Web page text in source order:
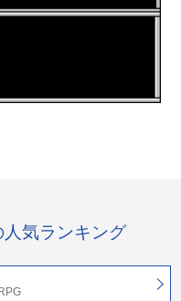
人気ランキング